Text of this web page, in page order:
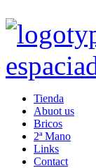
Tienda
Abuot us
Bricos
2ª Mano
Links
Contact